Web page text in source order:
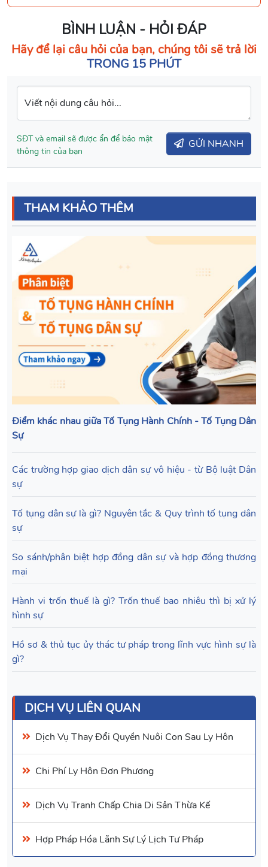
BÌNH LUẬN - HỎI ĐÁP
Hãy để lại câu hỏi của bạn, chúng tôi sẽ trả lời
TRONG 15 PHÚT
Viết nội dung câu hỏi...
SĐT và email sẽ được ẩn để bảo mật
thông tin của bạn
GỬI NHANH
THAM KHẢO THÊM
Điểm khác nhau giữa Tố Tụng Hành Chính - Tố Tụng Dân
Sự
Các trường hợp giao dịch dân sự vô hiệu - từ Bộ luật Dân
sự
Tố tụng dân sự là gì? Nguyên tắc & Quy trình tố tụng dân
sự
So sánh/phân biệt hợp đồng dân sự và hợp đồng thương
mại
Hành vi trốn thuế là gì? Trốn thuế bao nhiêu thì bị xử lý
hình sự
Hồ sơ & thủ tục ủy thác tư pháp trong lĩnh vực hình sự là
gì?
DỊCH VỤ LIÊN QUAN
Dịch Vụ Thay Đổi Quyền Nuôi Con Sau Ly Hôn
Chi Phí Ly Hôn Đơn Phương
Dịch Vụ Tranh Chấp Chia Di Sản Thừa Kế
Hợp Pháp Hóa Lãnh Sự Lý Lịch Tư Pháp